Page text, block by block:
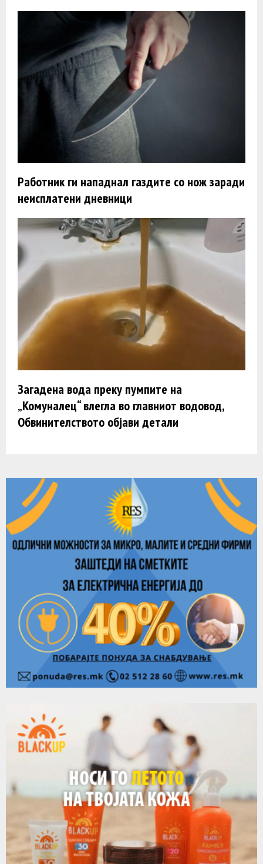
Работник ги нападнал газдите со нож заради
неисплатени дневници
Загадена вода преку пумпите на
„Комуналец“ влегла во главниот водовод,
Обвинителството објави детали